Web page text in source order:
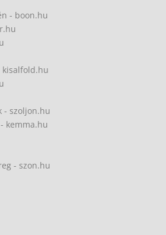
- boon.hu
kisalfold.hu
- szoljon.hu
kemma.hu
- szon.hu